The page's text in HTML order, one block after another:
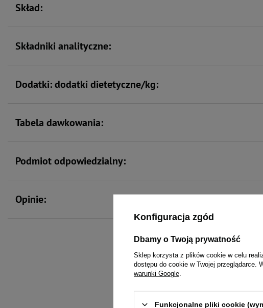
Skład:
Składniki analityczne:
Dodatki: dodatki dietetyczne/kg:
Tabela dawkowania:
Podmiot odpowiedzialny:
Opinie:
To
Konfiguracja zgód
Dbamy o Twoją prywatność
Sklep korzysta z plików cookie w celu
dostępu do cookie w Twojej przeglądarce.
warunki Google
Funkcjonalne pliki cookie